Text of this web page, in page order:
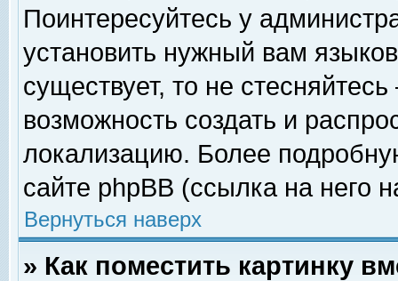
Поинтересуйтесь у
установить нужный вам
существует, то не
возможность создать и
локализацию. Более
сайте phpBB (ссылка на него
Вернуться наверх
» Как поместить картинку